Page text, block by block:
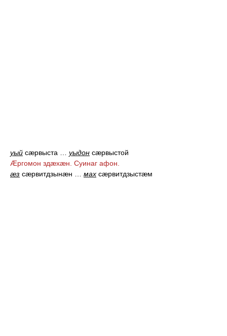
уый сæрвыста уыдон сæрвыстой
Æргомон здæхæн. Суинаг афон.
æз сæрвитдзынæн мах сæрвитдзыстæм